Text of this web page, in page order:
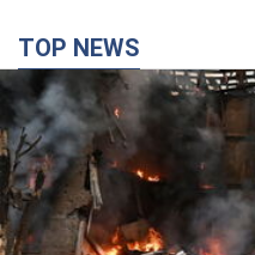
TOP NEWS